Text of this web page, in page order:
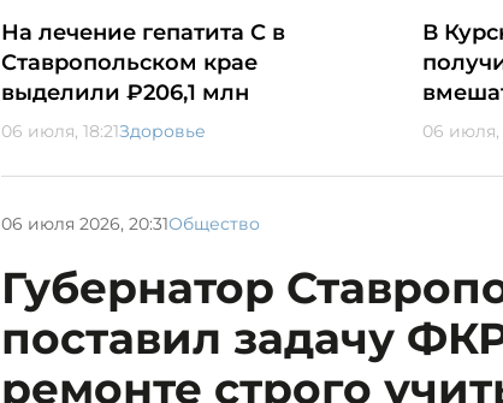
На лечение гепатита С в
Ставропольском крае
выделили ₽206,1 млн
06 июля, 18:21Здоровье
В
06 июля,
06 июля 2026, 20:31Общество
Губернатор
поставил задачу
ремонте строго